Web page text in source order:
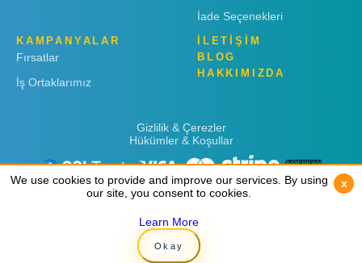
İade Seçenekleri
KAMPANYALAR
Fırsatlar
İş Ortaklarımız
İLETİŞİM
BLOG
HAKKIMIZDA
Gizlilik & Çerezler
Hükümler & Koşullar
Copyright © 2019 Rent 'n Connect
We use cookies to provide and improve our services. By using
our site, you consent to cookies.
Learn More
Okay
x
We use cookies to provide and improve our services. By using
our site, you consent to cookies.
Learn More
Okay
x